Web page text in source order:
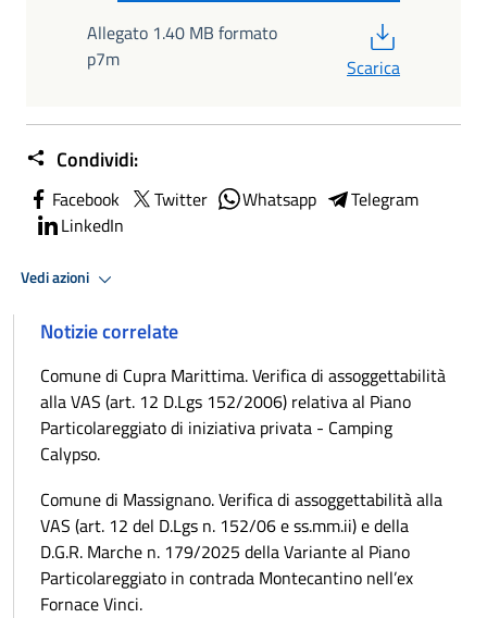
Allegato 1.40 MB formato
p7m
Scarica
Condividi:
Facebook Twitter Whatsapp
Telegram
LinkedIn
Vedi azioni
Notizie correlate
Comune di Cupra Marittima. Verifica di assoggettabilità
alla VAS (art. 12 D.Lgs 152/2006) relativa al Piano
Particolareggiato di iniziativa privata - Camping
Calypso.
Comune di Massignano. Verifica di assoggettabilità alla
VAS (art. 12 del D.Lgs n. 152/06 e ss.mm.ii) e della
D.G.R. Marche n. 179/2025 della Variante al Piano
Particolareggiato in contrada Montecantino nell’ex
Fornace Vinci.